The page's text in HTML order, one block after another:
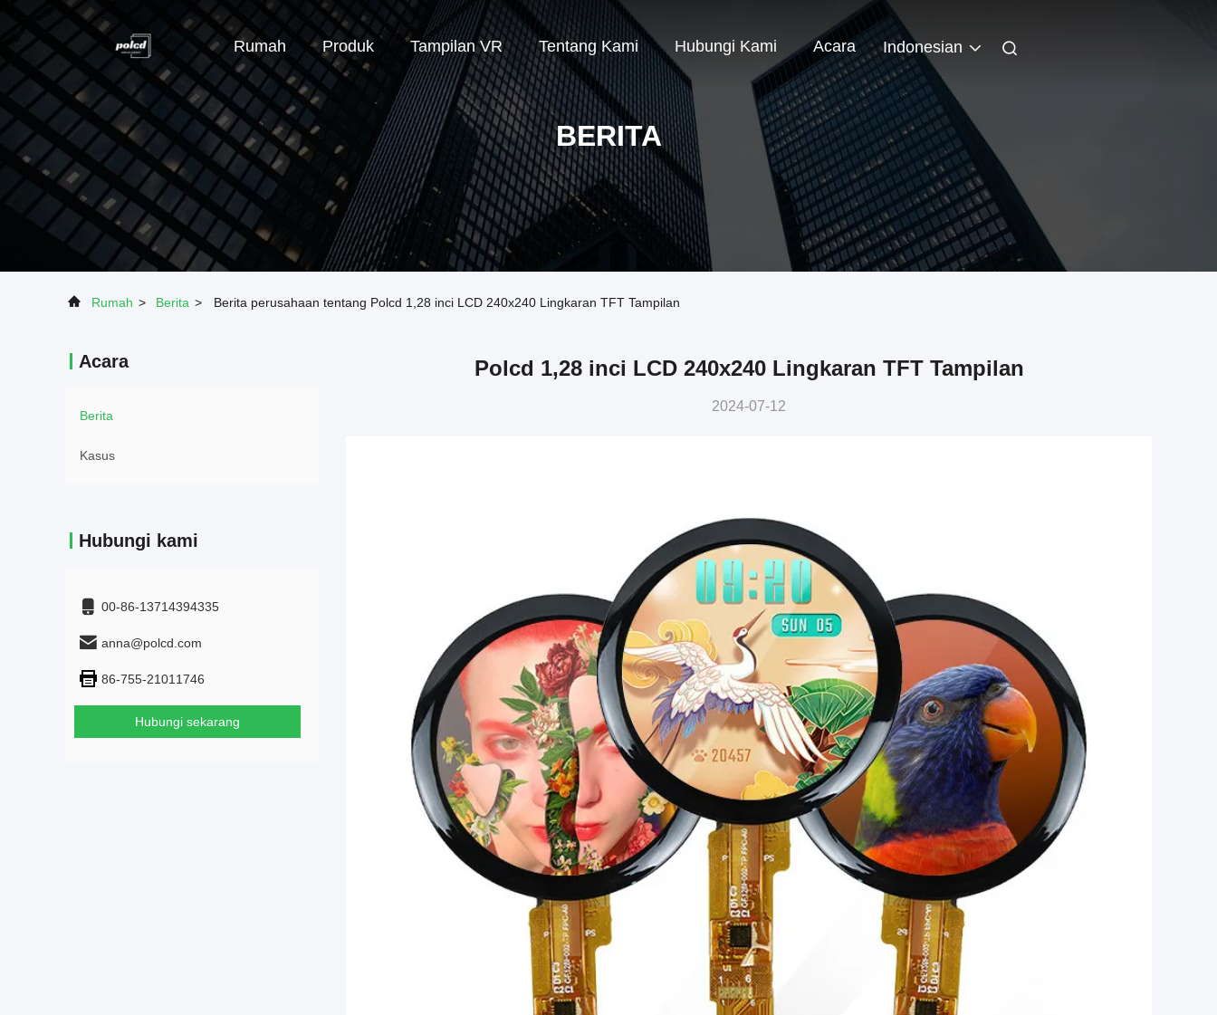
Rumah Produk Tampilan VR Tentang Kami Hubungi Kami Acara Indonesian
BERITA
Rumah > Berita > Berita perusahaan tentang Polcd 1,28 inci LCD 240x240 Lingkaran TFT Tampilan
Acara
Berita
Kasus
Hubungi kami
00-86-13714394335
anna@polcd.com
86-755-21011746
Hubungi sekarang
Polcd 1,28 inci LCD 240x240 Lingkaran TFT Tampilan
2024-07-12